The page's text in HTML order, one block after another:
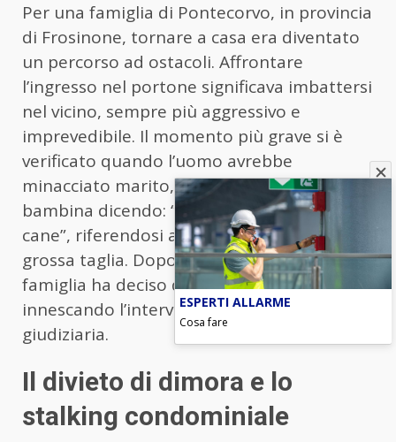
Per una famiglia di Pontecorvo, in provincia
di Frosinone, tornare a casa era diventato
un percorso ad ostacoli. Affrontare
l’ingresso nel portone significava imbattersi
nel vicino, sempre più aggressivo e
imprevedibile. Il momento più grave si è
verificato quando l’uomo avrebbe
minacciato marito, moglie e la loro
bambina dicendo: “Vi faccio sbranare dal
cane”, riferendosi al proprio animale di
grossa taglia. Dopo questo episodio, la
famiglia ha deciso di denunciarlo,
innescando l’intervento dell’autorità
giudiziaria.
Il divieto di dimora e lo
stalking condominiale
ESPERTI ALLARME
Cosa fare